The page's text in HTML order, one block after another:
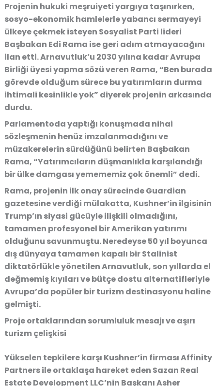
Projenin hukuki meşruiyeti yargıya taşınırken,
sosyo-ekonomik hamlelerle yabancı sermayeyi
ülkeye çekmek isteyen Sosyalist Parti lideri
Başbakan Edi Rama ise geri adım atmayacağını
ilan etti. Arnavutluk’u 2030 yılına kadar Avrupa
Birliği üyesi yapma sözü veren Rama, “Ben burada
görevde olduğum sürece bu yatırımların durma
ihtimali kesinlikle yok” diyerek projenin arkasında
durdu.
Parlamentoda yaptığı konuşmada nihai
sözleşmenin henüz imzalanmadığını ve
müzakerelerin sürdüğünü belirten Başbakan
Rama, “Yatırımcıların düşmanlıkla karşılandığı
bir ülke damgası yemememiz çok önemli” dedi.
Rama, projenin ilk onay sürecinde Guardian
gazetesine verdiği mülakatta, Kushner’in ilgisinin
Trump’ın siyasi gücüyle ilişkili olmadığını,
tamamen profesyonel bir Amerikan yatırımı
olduğunu savunmuştu. Neredeyse 50 yıl boyunca
dış dünyaya tamamen kapalı bir Stalinist
diktatörlükle yönetilen Arnavutluk, son yıllarda el
değmemiş kıyıları ve bütçe dostu alternatifleriyle
Avrupa’da popüler bir turizm destinasyonu haline
gelmişti.
Proje ortaklarından sorumluluk mesajı ve aşırı
turizm çelişkisi
Yükselen tepkilere karşı Kushner’in firması Affinity
Partners ile ortaklaşa hareket eden Sazan Real
Estate Development LLC’nin Başkanı Asher